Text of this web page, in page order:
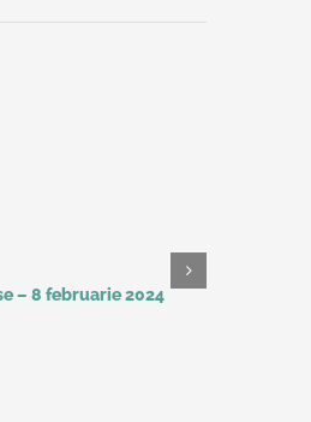
– 8 februarie 2024